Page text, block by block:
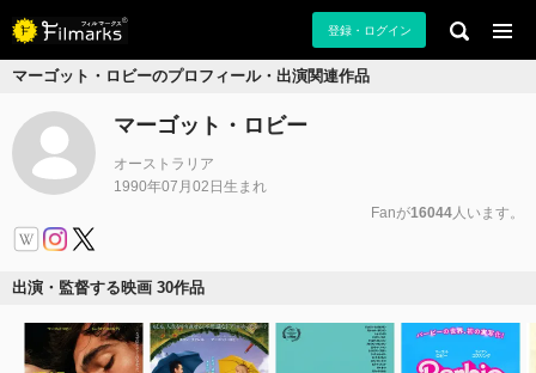
登録・ログイン
マーゴット・ロビーのプロフィール・出演関連作品
マーゴット・ロビー
オーストラリア
1990年07月02日生まれ
Fanが16044人います。
出演・監督する映画 30作品